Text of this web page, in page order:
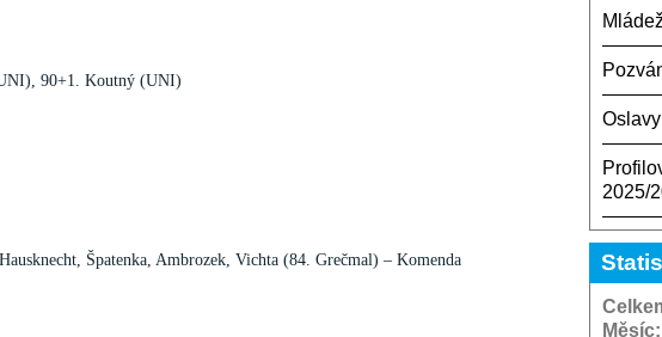
90+1. Koutný (UNI)
Špatenka, Ambrozek, Vichta (84. Grečmal) – Komenda
Mládež
2025/
Měsíc: